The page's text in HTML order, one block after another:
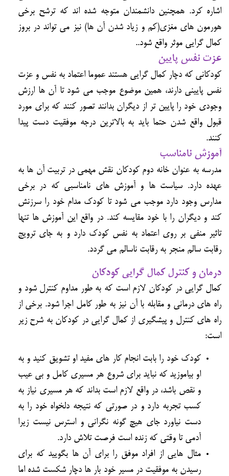
اشاره کرد. همچنین دانشمندان متوجه شده اند که ترشح برخی
هورمون های مغزی(کم و زیاد شدن آن ها) نیز می تواند در بروز
کمال گرایی موثر واقع شود..
عزت نفس پایین
کودکانی که دچار کمال گرایی هستند عموما اعتماد به نفس و عزت
نفس پایینی دارند، همین موضوع موجب می شود تا آن ها ارزش
وجودی خود را پایین تر از دیگران بدانند تصور کنند که برای مورد
قبول واقع شدن حتما باید به بالاترین درجه موفقیت دست پیدا
کنند.
آموزش نامناسب
مدرسه به عنوان خانه دوم کودکان نقش مهمی در تربیت آن ها به
عهده دارد. سیاست ها و آموزش های نامناسبی که در برخی
مدارس وجود دارد موجب می شود تا کودک مدام خود را سرزنش
کند و دیگران را با خود مقایسه کند. در واقع این آموزش ها تنها
تاثیر منفی بر روی اعتماد به نفس کودک دارد و به جای ترویج
رقابت سالم منجر به رقابت ناسالم می گردد.
درمان و کنترل کمال گرایی کودکان
کمال گرایی در کودکان لازم است که به طور مداوم کنترل شود و
راه های درمانی و مقابله با آن نیز به طور کامل اجرا شود. برخی از
راه های کنترل و پیشگیری از کمال گرایی در کودکان به شرح زیر
است:
کودک خود را بابت انجام کار های مفید او تشویق کنید و به
او بیاموزید که نباید برای شروع هر مسیری کامل و بی عیب
و نقص باشد، در واقع لازم است بداند که هر مسیری نیاز به
کسب تجربه دارد و در صورتی که نتیجه دلخواه خود را به
دست نیاورد جای هیچ گونه نگرانی و استرس نیست زیرا
آدمی تا وقتی که زنده است فرصت تلاش دارد.
مثال هایی از افراد موفق را برای آن ها بگویید که برای
رسیدن به موفقیت در مسیر خود بار ها دچار شکست شده اما